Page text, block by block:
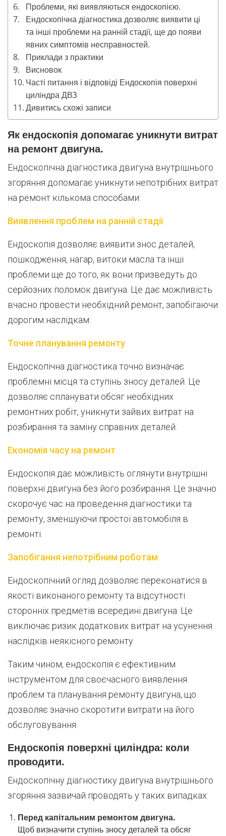
Проблеми, які виявляються ендоскопією.
Ендоскопічна діагностика дозволяє виявити ці
та інші проблеми на ранній стадії, ще до появи
явних симптомів несправностей.
Приклади з практики
Висновок
Часті питання і відповіді Ендоскопія поверхні
циліндра ДВЗ
Дивитись схожі записи
Як ендоскопія допомагає уникнути витрат
на ремонт двигуна.
Ендоскопічна діагностика двигуна внутрішнього
згоряння допомагає уникнути непотрібних витрат
на ремонт кількома способами:
Виявлення проблем на ранній стадії
Ендоскопія дозволяє виявити знос деталей,
пошкодження, нагар, витоки масла та інші
проблеми ще до того, як вони призведуть до
серйозних поломок двигуна. Це дає можливість
вчасно провести необхідний ремонт, запобігаючи
дорогим наслідкам.
Точне планування ремонту
Ендоскопічна діагностика точно визначає
проблемні місця та ступінь зносу деталей. Це
дозволяє спланувати обсяг необхідних
ремонтних робіт, уникнути зайвих витрат на
розбирання та заміну справних деталей.
Економія часу на ремонт
Ендоскопія дає можливість оглянути внутрішні
поверхні двигуна без його розбирання. Це значно
скорочує час на проведення діагностики та
ремонту, зменшуючи простої автомобіля в
ремонті.
Запобігання непотрібним роботам
Ендоскопічний огляд дозволяє переконатися в
якості виконаного ремонту та відсутності
сторонніх предметів всередині двигуна. Це
виключає ризик додаткових витрат на усунення
наслідків неякісного ремонту.
Таким чином, ендоскопія є ефективним
інструментом для своєчасного виявлення
проблем та планування ремонту двигуна, що
дозволяє значно скоротити витрати на його
обслуговування.
Ендоскопія поверхні циліндра: коли
проводити.
Ендоскопічну діагностику двигуна внутрішнього
згоряння зазвичай проводять у таких випадках:
Перед капітальним ремонтом двигуна.
Щоб визначити ступінь зносу деталей та обсяг